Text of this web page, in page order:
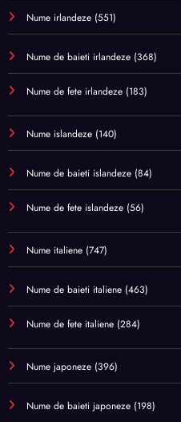
Nume irlandeze (551)
Nume de baieti irlandeze (368)
Nume de fete irlandeze (183)
Nume islandeze (140)
Nume de baieti islandeze (84)
Nume de fete islandeze (56)
Nume italiene (747)
Nume de baieti italiene (463)
Nume de fete italiene (284)
Nume japoneze (396)
Nume de baieti japoneze (198)